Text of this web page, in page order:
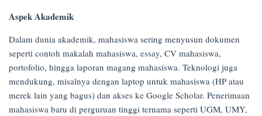
Aspek Akademik
Dalam dunia akademik, mahasiswa sering menyusun dokumen
seperti contoh makalah mahasiswa, essay, CV mahasiswa,
portofolio, hingga laporan magang mahasiswa. Teknologi juga
mendukung, misalnya dengan laptop untuk mahasiswa (HP atau
merek lain yang bagus) dan akses ke Google Scholar. Penerimaan
mahasiswa baru di perguruan tinggi ternama seperti UGM, UMY,